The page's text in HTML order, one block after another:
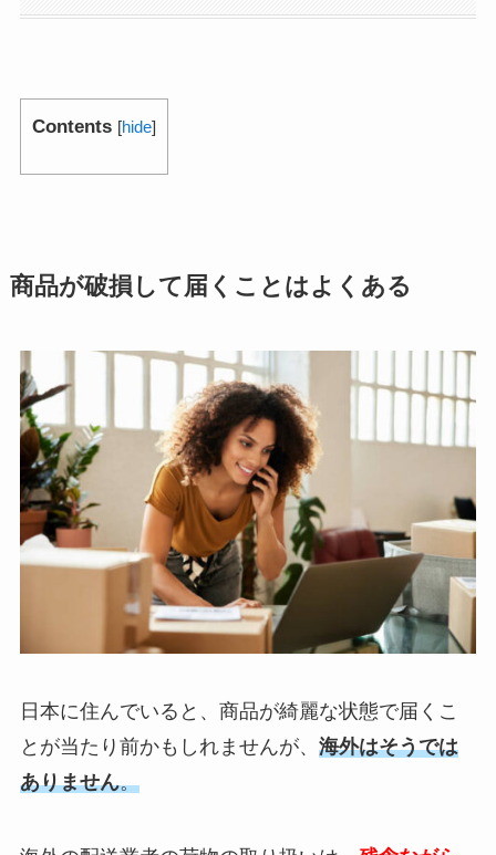
Contents [hide]
商品が破損して届くことはよくある
日本に住んでいると、商品が綺麗な状態で届くこ
とが当たり前かもしれませんが、 海外はそうでは
ありません。